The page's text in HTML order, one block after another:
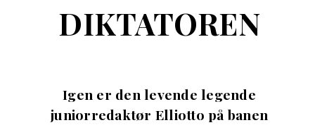
DIKTATOREN
Igen er den levende legende
juniorredaktør Elliotto på banen